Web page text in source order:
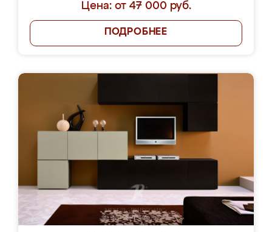
Цена: от 47 000 руб.
ПОДРОБНЕЕ